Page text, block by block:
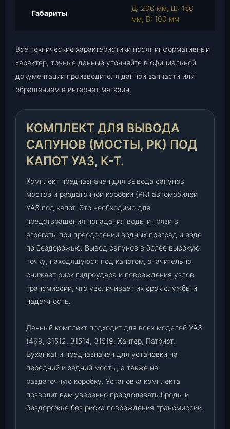
д
а
п
у
о
м
о
с
т
ы
,
п
д
к
а
п
А
Габариты
Д: 200 мм, Ш: 150
мм, В: 100 мм
Все технические характеристики носят информативный
характер, точные данные уточняйте в официальной
документации производителя данной запчасти или
обращением в интернет магазин.
КОМПЛЕКТ ДЛЯ ВЫВОДА
САПУНОВ (МОСТЫ, РК) ПОД
КАПОТ УАЗ, К-Т.
Комплект предназначен для вывода сапунов
мостов и раздаточной коробки (РК) автомобилей
УАЗ под капот. Это необходимо для
предотвращения попадания воды и грязи в
агрегаты при преодолении водных преград и езде
по бездорожью. Вывод сапунов в более высокую
точку, находящуюся под капотом, значительно
снижает риск гидроудара и повреждения узлов
трансмиссии, что увеличивает их срок службы и
надежность.
Данный комплект подходит для всех моделей УАЗ
(469, 31512, 31514, 31519, Хантер, Патриот,
Буханка) и предназначен для установки на
передний и задний мосты, а также на
раздаточную коробку. Установка комплекта
позволит вам уверенно преодолевать броды и
бездорожье без риска повреждения трансмиссии.